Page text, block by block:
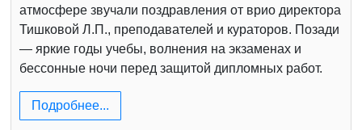
атмосфере звучали поздравления от врио директора
Тишковой Л.П., преподавателей и кураторов. Позади
— яркие годы учебы, волнения на экзаменах и
бессонные ночи перед защитой дипломных работ.
Подробнее...